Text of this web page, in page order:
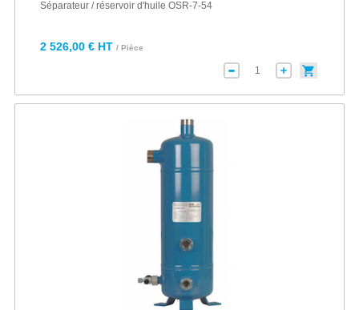
Séparateur / réservoir d'huile OSR-7-54
2 526,00 € HT / Pièce